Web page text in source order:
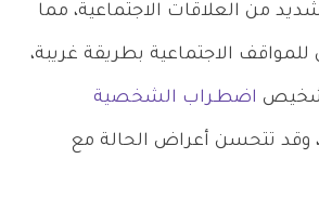
من العلاقات الاجتماعية، مما
الاجتماعية بطريقة غريبة،
تشخيص اضطـراب الشخصية
وقد تتحسن أعراض الحالة مع